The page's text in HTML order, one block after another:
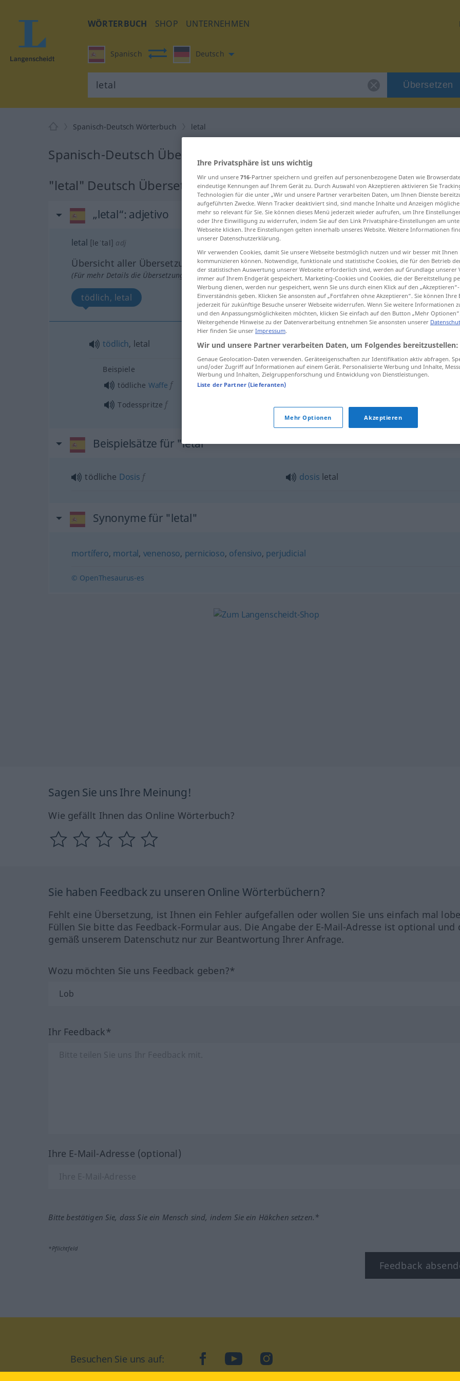
WÖRTERBUCH SHOP UNTERNEHMEN
Spanisch Deutsch
Übersetzen
Spanisch-Deutsch Wörterbuch letal
Spanisch-Deutsch Übersetzung für "letal"
"letal" Deutsch Übersetzung
„letal“: adjetivo
letal [leˈtal] adj
Übersicht aller Übersetzungen
(Für mehr Details die Übersetzung anklicken/antippen)
tödlich, letal
tödlich, letal letal
Beispiele
tödliche Waffe f
Todesspritze f f
Beispielsätze für "letal"
tödliche Dosis f dosis letal
Synonyme für "letal"
mortífero, mortal, venenoso, pernicioso, ofensivo, perjudicial
© OpenThesaurus-es
Sagen Sie uns Ihre Meinung!
Wie gefällt Ihnen das Online Wörterbuch?
Sie haben Feedback zu unseren Online Wörterbüchern?
Fehlt eine Übersetzung, ist Ihnen ein Fehler aufgefallen oder wollen Sie uns einfach mal
Füllen Sie bitte das Feedback-Formular aus. Die Angabe der E-Mail-Adresse ist optional und
gemäß unserem Datenschutz nur zur Beantwortung Ihrer Anfrage.
Wozu möchten Sie uns Feedback geben?*
Ihr Feedback*
Ihre E-Mail-Adresse (optional)
Bitte bestätigen Sie, dass Sie ein Mensch sind, indem Sie ein Häkchen setzen.*
*Pflichtfeld
Feedback
Besuchen Sie uns auf: facebookYouTubeInstagram
Ihre Privatsphäre ist uns wichtig
Wir und unsere 716-Partner speichern und greifen auf personenbezogene Daten wie
eindeutige Kennungen auf Ihrem Gerät zu. Durch Auswahl von Akzeptieren aktivieren Sie
Technologien für die unter „Wir und unsere Partner verarbeiten Daten, um Ihnen Dienste
aufgeführten Zwecke. Wenn Tracker deaktiviert sind, sind manche Inhalte und Anzeigen
mehr so relevant für Sie. Sie können dieses Menü jederzeit wieder aufrufen, um Ihre
oder Ihre Einwilligung zu widerrufen, indem Sie auf den Link Privatsphäre-Einstellungen am
Webseite klicken. Ihre Einstellungen gelten innerhalb unseres Website. Weitere Informationen
unserer Datenschutzerklärung.
Wir verwenden Cookies, damit Sie unsere Webseite bestmöglich nutzen und wir besser mit Ihnen
kommunizieren können. Notwendige, funktionale und statistische Cookies, die für den Betrieb
der statistischen Auswertung unserer Webseite erforderlich sind, werden auf Grundlage unserer
immer auf Ihrem Endgerät gespeichert. Marketing-Cookies und Cookies, die der Bereitstellung
Werbung dienen, werden nur gespeichert, wenn Sie uns durch einen Klick auf den
Einverständnis geben. Klicken Sie ansonsten auf „Fortfahren ohne Akzeptieren“. Sie können
jederzeit für zukünftige Besuche unserer Webseite widerrufen. Wenn Sie weitere Informationen
und den Anpassungsmöglichkeiten möchten, klicken Sie einfach auf den Button „Mehr
Weitergehende Hinweise zu der Datenverarbeitung entnehmen Sie ansonsten unserer
Hier finden Sie unser Impressum.
Wir und unsere Partner verarbeiten Daten, um Folgendes bereitzustellen:
Genaue Geolocation-Daten verwenden. Geräteeigenschaften zur Identifikation aktiv abfragen.
und/oder Zugriff auf Informationen auf einem Gerät. Personalisierte Werbung und Inhalte,
Werbung und Inhalten, Zielgruppenforschung und Entwicklung von Dienstleistungen.
Liste der Partner (Lieferanten)
Mehr Optionen Akzeptieren